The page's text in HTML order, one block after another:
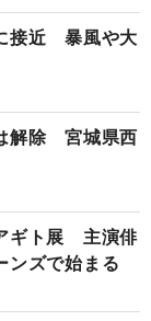
接近 暴風や大
解除 宮城県西
ギト展 主演俳
ズで始まる